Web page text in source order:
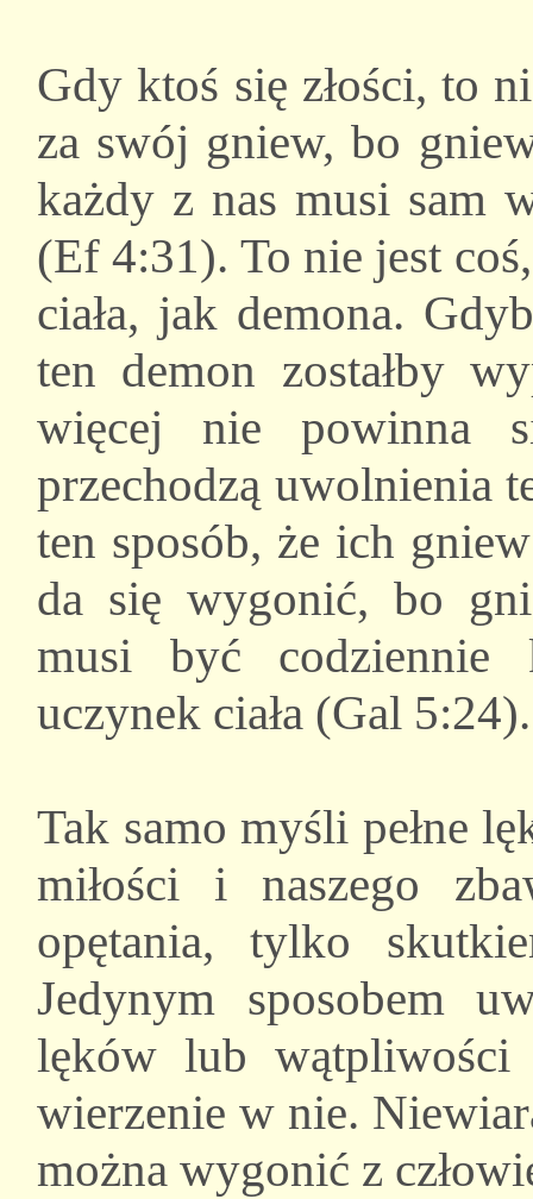
Gdy ktoś się złości, to
za swój gniew, bo
każdy z nas musi sam
(Ef 4:31). To nie jest
ciała, jak demona.
ten demon zostałby
więcej nie powinna
przechodzą uwolnienia
ten sposób, że ich
da się wygonić, bo
musi być codziennie
uczynek ciała (Gal 5:24).
Tak samo myśli pełne
miłości i naszego
opętania, tylko
Jedynym sposobem
lęków lub wątpliwości
wierzenie w nie.
można wygonić z